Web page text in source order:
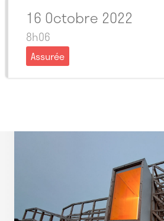
16 Octobre 2022
8h06
Assurée